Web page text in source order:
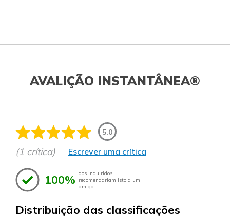
AVALIÇÃO INSTANTÂNEA®
5.0
(1 crítica) Escrever uma crítica
100% dos inquiridos
recomendariam isto a um
amigo.
Distribuição das classificações